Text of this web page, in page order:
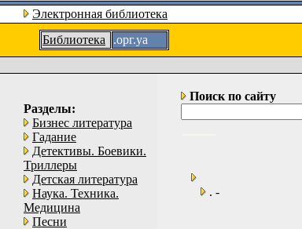
Электронная библиотека
Библиотека
.орг.уа
Разделы:
Бизнес литература
Гадание
Детективы. Боевики.
Триллеры
Детская литература
Наука. Техника.
Медицина
Песни
Поиск по сайту
. -